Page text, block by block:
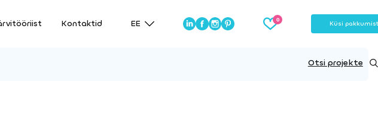
Kontaktid EE Küsi pakkumist
Otsi projekte